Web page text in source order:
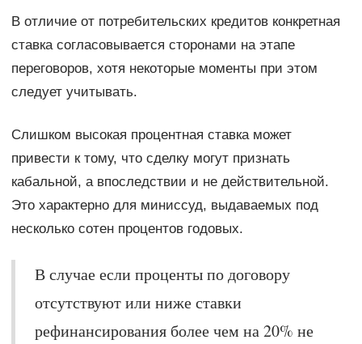
В отличие от потребительских кредитов конкретная
ставка согласовывается сторонами на этапе
переговоров, хотя некоторые моменты при этом
следует учитывать.
Слишком высокая процентная ставка может
привести к тому, что сделку могут признать
кабальной, а впоследствии и не действительной.
Это характерно для миниссуд, выдаваемых под
несколько сотен процентов годовых.
В случае если проценты по договору
отсутствуют или ниже ставки
рефинансирования более чем на 20% не